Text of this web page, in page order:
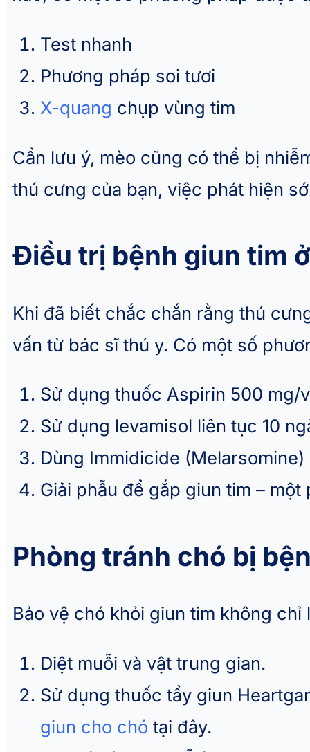
Test nhanh
Phương pháp soi tươi
X-quang chụp vùng tim
Cần lưu ý, mèo cũng có thể bị
thú cưng của bạn, việc phát hiện
Điều trị bệnh giun tim
Khi đã biết chắc chắn rằng thú
vấn từ bác sĩ thú y. Có một số
Sử dụng thuốc Aspirin 500 mg/
Sử dụng levamisol liên tục 10
Dùng Immidicide
Giải phẫu để gắp giun tim –
Phòng tránh chó bị
Bảo vệ chó khỏi giun tim không
Diệt muỗi và vật trung gian.
Sử dụng thuốc tẩy giun
giun cho chó tại đây.